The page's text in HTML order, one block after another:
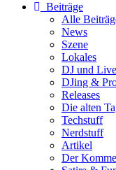
Beiträge
Alle
News
Szene
Lokales
DJ und
DJing &
Releases
Die alten
Techstuff
Nerdstuff
Artikel
Der